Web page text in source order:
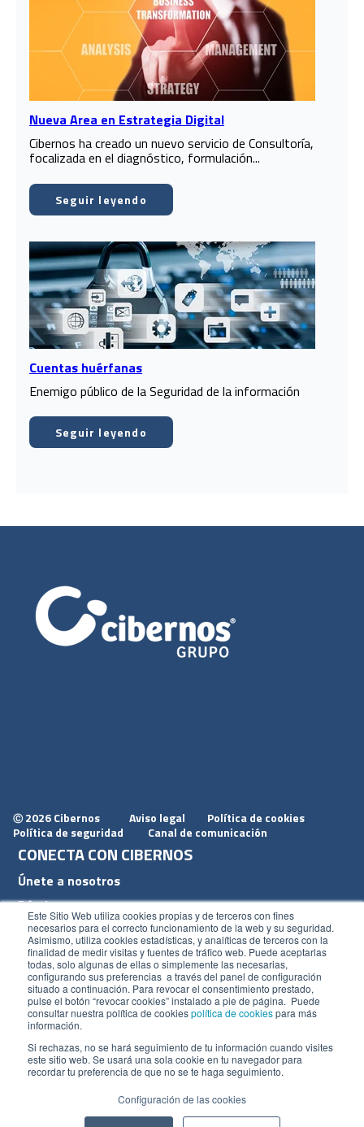
Este Sitio Web utiliza cookies propias y de terceros con fines
necesarios para el correcto funcionamiento de la web y su seguridad.
Asimismo, utiliza cookies estadísticas, y analíticas de terceros con la
finalidad de medir visitas y fuentes de tráfico web. Puede aceptarlas
todas, solo algunas de ellas o simplemente las necesarias,
configurando sus preferencias a través del panel de configuración
situado a continuación. Para revocar el consentimiento prestado,
pulse el botón “revocar cookies” instalado a pie de página. Puede
consultar nuestra política de cookiespolítica de cookiespara más
información.
Si rechazas, no se hará seguimiento de tu información cuando visites
este sitio web. Se usará una sola cookie en tu navegador para
recordar tu preferencia de que no se te haga seguimiento.
Configuración de las cookies
Nueva Area en Estrategia Digital
Cibernos ha creado un nuevo servicio de Consultoría,
focalizada en el diagnóstico, formulación...
Seguir leyendo
Cuentas huérfanas
Enemigo público de la Seguridad de la información
Seguir leyendo
Ⓒ 2026 Cibernos Aviso legal
Política de cookies
Política de seguridad
Canal de comunicación
CONECTA CON CIBERNOS
Únete a nosotros
Dónde estamos
Conoce nuestro blog
ACCESOS
Plan CRM
Intranet